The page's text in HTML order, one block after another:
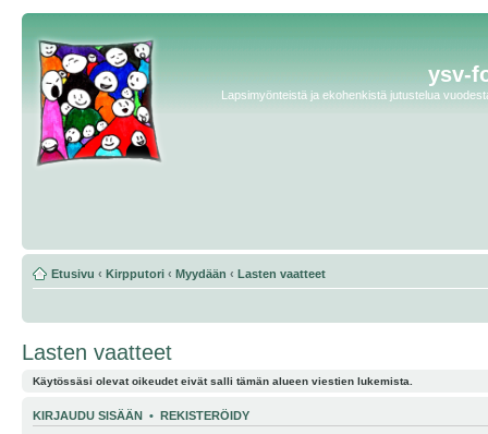
ysv-
Lapsimyönteistä ja ekohenkistä jutustelua
Etusivu ‹ Kirpputori ‹ Myydään ‹ Lasten vaatteet
Lasten vaatteet
Käytössäsi olevat oikeudet eivät salli tämän alueen viestien lukemista.
KIRJAUDU SISÄÄN • REKISTERÖIDY